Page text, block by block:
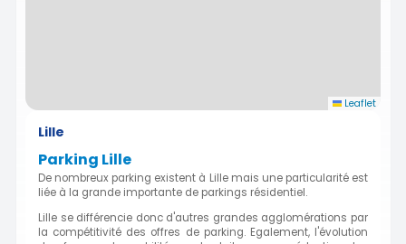
Leaflet
Lille
Parking Lille
De nombreux parking existent à Lille mais une particularité est
liée à la grande importante de parkings résidentiel.
Lille se différencie donc d'autres grandes agglomérations par
la compétitivité des offres de parking. Egalement, l'évolution